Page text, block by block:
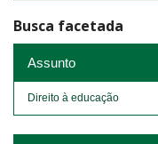
Busca facetada
Assunto
Direito à educação